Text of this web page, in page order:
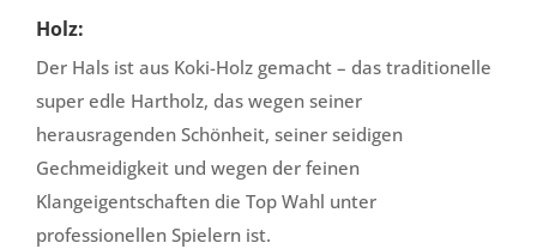
Holz:
Der Hals ist aus Koki-Holz gemacht – das traditionelle
super edle Hartholz, das wegen seiner
herausragenden Schönheit, seiner seidigen
Gechmeidigkeit und wegen der feinen
Klangeigentschaften die Top Wahl unter
professionellen Spielern ist.